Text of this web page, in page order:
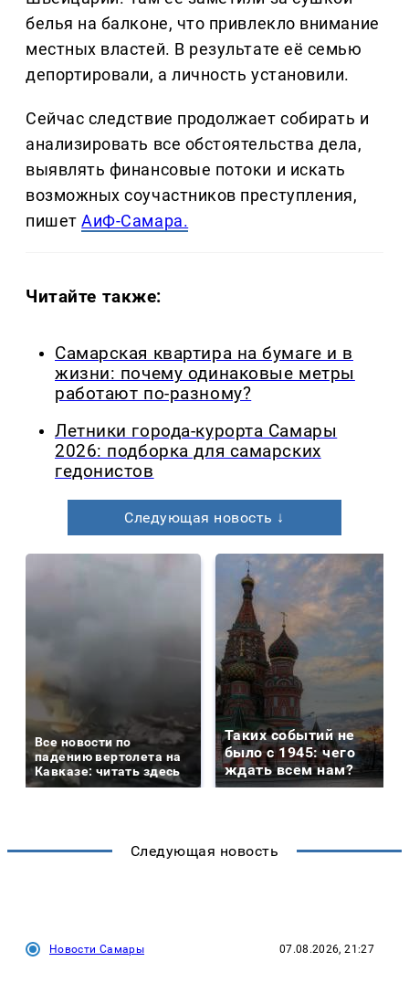
белья на балконе, что привлекло внимание
местных властей. В результате её семью
депортировали, а личность установили.
Сейчас следствие продолжает собирать и
анализировать все обстоятельства дела,
выявлять финансовые потоки и искать
возможных соучастников преступления,
пишетАиФ-Самара.
Читайте также:
Самарская квартира на бумаге и в
жизни: почему одинаковые метры
работают по-разному?
Летники города-курорта Самары
2026: подборка для самарских
гедонистов
Следующая новость ↓
Все новости по
падению вертолета на
Кавказе: читать здесь
Таких событий не
было с 1945: чего
ждать всем нам?
Следующая новость
Новости Самары 07.08.2026, 21:27